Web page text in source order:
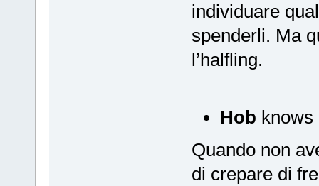
individuare
spenderli. Ma
l’halfling.
Hob knows
Quando non
di crepare di